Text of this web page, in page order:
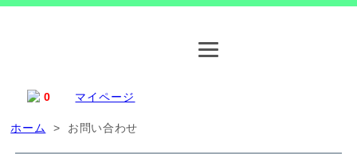
0 マイページ
ホーム > お問い合わせ